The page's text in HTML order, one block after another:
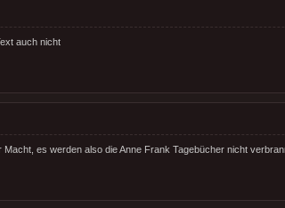
auch nicht
Macht, es werden also die Anne Frank Tagebücher nicht